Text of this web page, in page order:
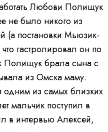
Любови Полищук
не было никого из
(а постановки Мьюзик-
гастролировал он по
Полищук брала сына с
из Омска маму.
одним из самых близких
мальчик поступил в
в интервью Алексей,